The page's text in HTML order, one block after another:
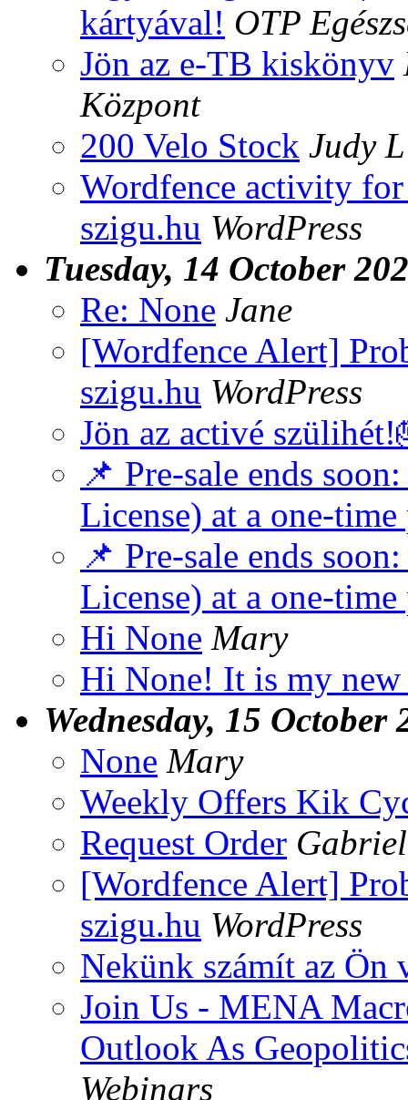
kártyával! OTP
Jön az e-TB kiskönyv
Központ
200 Velo Stock Judy L
Wordfence activity
szigu.hu WordPress
Tuesday, 14 October
Re: None Jane
[Wordfence Alert]
szigu.hu WordPress
Jön az activé
📌 Pre-sale ends
License) at a one-
📌 Pre-sale ends
License) at a one-
Hi None Mary
Hi None! It is my
Wednesday, 15 October
None Mary
Weekly Offers Kik
Request Order
[Wordfence Alert]
szigu.hu WordPress
Nekünk számít az Ön
Join Us - MENA
Outlook As
Webinars